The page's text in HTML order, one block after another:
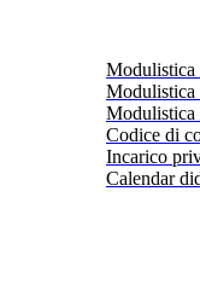
Modulistica
Modulistica
Codice di
Incarico
Calendar